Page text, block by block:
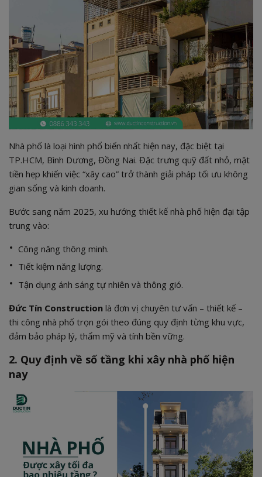
Nhà phố là loại hình phổ biến nhất hiện nay, đặc biệt tại
TP.HCM, Bình Dương, Đồng Nai. Đặc trưng quỹ đất nhỏ, mặt
tiền hẹp khiến việc “xây cao” trở thành giải pháp tối ưu không
gian sống và kinh doanh.
Bước sang năm 2025, xu hướng thiết kế nhà phố hiện đại tập
trung vào:
Công năng thông minh.
Tiết kiệm năng lượng.
Tận dụng ánh sáng tự nhiên và thông gió.
Đức Tín Construction là đơn vị chuyên tư vấn – thiết kế –
thi công nhà phố trọn gói theo đúng quy định từng khu vực,
đảm bảo pháp lý, thẩm mỹ và tính bền vững.
2. Quy định về số tầng khi xây nhà phố hiện
nay